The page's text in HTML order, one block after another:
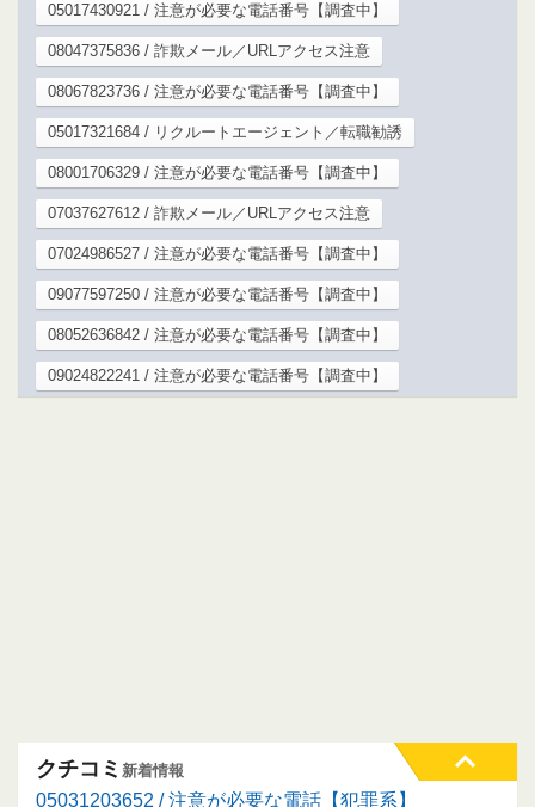
05017430921 / 注意が必要な電話番号【調査中】
08047375836 / 詐欺メール／URLアクセス注意
08067823736 / 注意が必要な電話番号【調査中】
05017321684 / リクルートエージェント／転職勧誘
08001706329 / 注意が必要な電話番号【調査中】
07037627612 / 詐欺メール／URLアクセス注意
07024986527 / 注意が必要な電話番号【調査中】
09077597250 / 注意が必要な電話番号【調査中】
08052636842 / 注意が必要な電話番号【調査中】
09024822241 / 注意が必要な電話番号【調査中】
クチコミ 新着情報
05031203652 / 注意が必要な電話【犯罪系】